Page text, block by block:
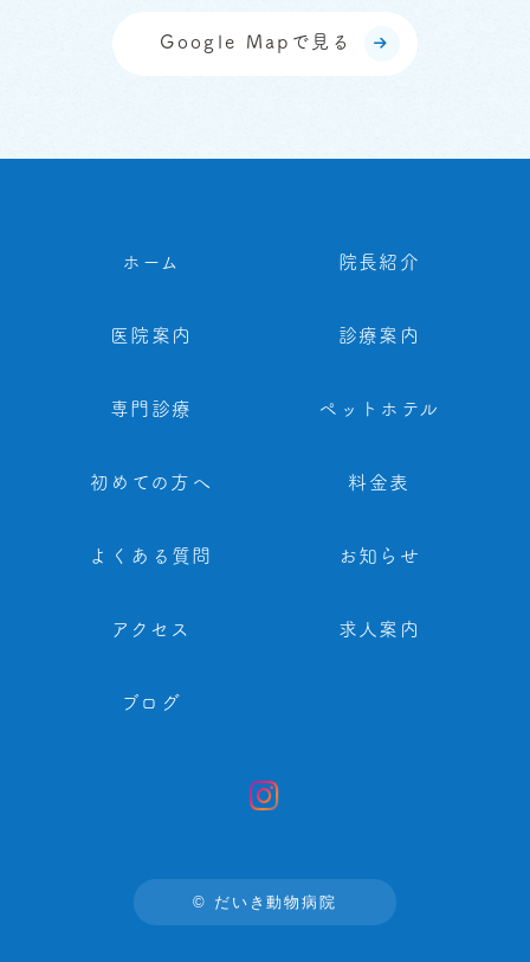
Google Mapで見る
ホーム 院長紹介
医院案内 診療案内
専門診療 ペットホテル
初めての方へ 料金表
よくある質問 お知らせ
アクセス 求人案内
ブログ
© だいき動物病院